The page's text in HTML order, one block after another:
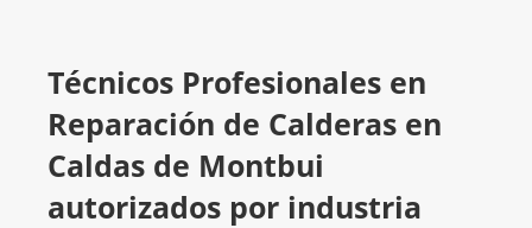
Técnicos Profesionales en
Reparación de Calderas en
Caldas de Montbui
autorizados por industria